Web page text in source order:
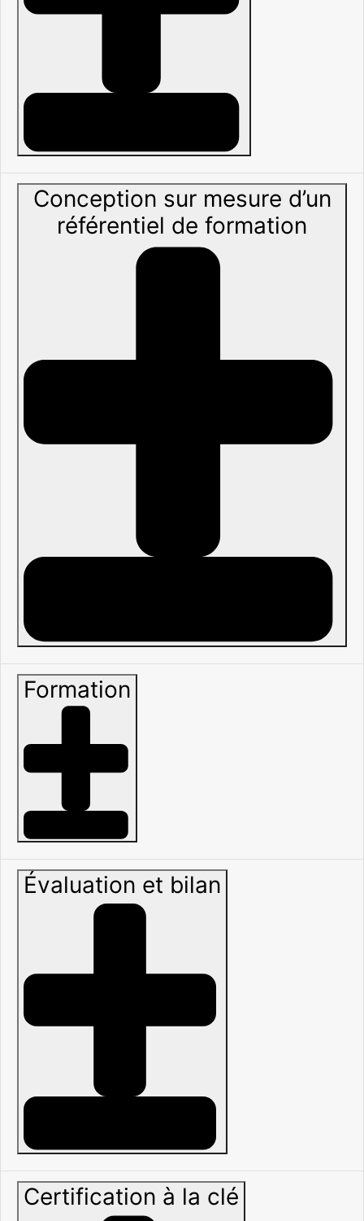
Conception sur mesure d’un
référentiel de formation
Formation
Évaluation et bilan
Certification à la clé